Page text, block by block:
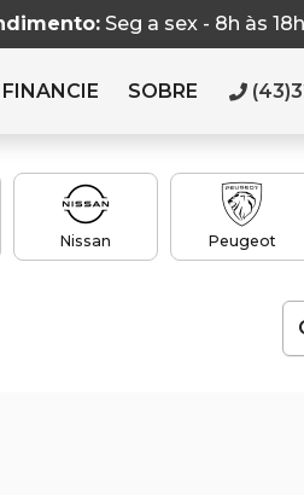
Seg a sex - 8h às
FINANCIE SOBRE
Nissan Peugeot